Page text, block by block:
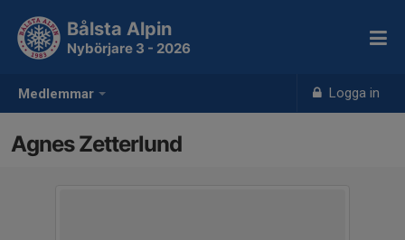
Medlemmar Logga in
Bålsta Alpin
Nybörjare 3 - 2026
Agnes Zetterlund